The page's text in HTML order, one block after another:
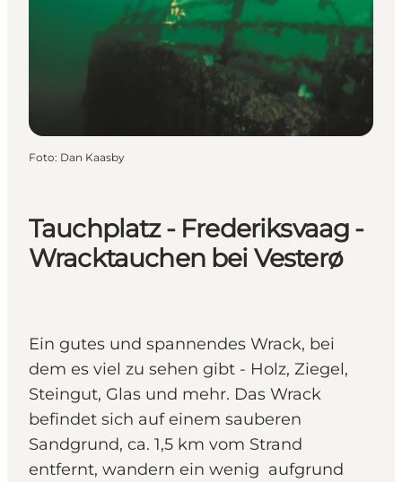
Tauchplatz - Frederiksvaag -
Wracktauchen bei Vesterø
Ein gutes und spannendes Wrack, bei
dem es viel zu sehen gibt - Holz, Ziegel,
Steingut, Glas und mehr. Das Wrack
befindet sich auf einem sauberen
Sandgrund, ca. 1,5 km vom Strand
entfernt, wandern ein wenig aufgrund
Foto: Dan Kaasby